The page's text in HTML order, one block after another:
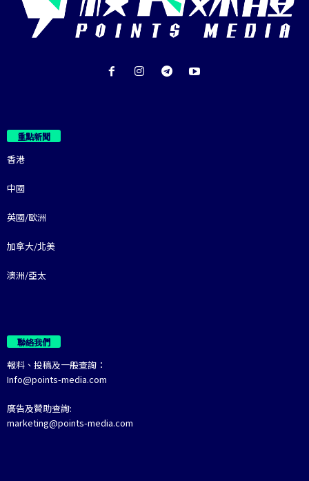
重點新聞
香港
中國
英國/歐洲
加拿大/北美
澳洲/亞太
聯絡我們
報料、投稿及一般查詢：
Info@points-media.com
廣告及贊助查詢:
marketing@points-media.com